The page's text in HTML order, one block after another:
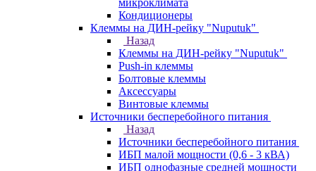
микроклимата
Кондиционеры
Клеммы на ДИН-рейку "Nuputuk"
Назад
Клеммы на ДИН-рейку "Nuputuk"
Push-in клеммы
Болтовые клеммы
Аксессуары
Винтовые клеммы
Источники бесперебойного питания
Назад
Источники бесперебойного питания
ИБП малой мощности (0,6 - 3 кВА)
ИБП однофазные средней мощности